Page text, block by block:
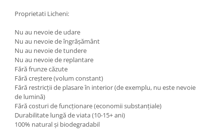
Proprietati Licheni:
Nu au nevoie de udare
Nu au nevoie de îngrășământ
Nu au nevoie de tundere
Nu au nevoie de replantare
Fără frunze căzute
Fără creștere (volum constant)
Fără restricții de plasare în interior (de exemplu, nu este nevoie
de lumină)
Fără costuri de funcționare (economii substanțiale)
Durabilitate lungă de viata (10-15+ ani)
100% natural și biodegradabil